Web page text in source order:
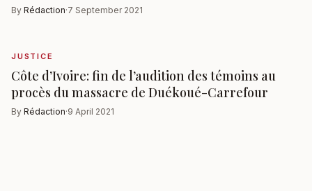
By Rédaction·7 September 2021
JUSTICE
Côte d’Ivoire: fin de l’audition des témoins au
procès du massacre de Duékoué-Carrefour
By Rédaction·9 April 2021